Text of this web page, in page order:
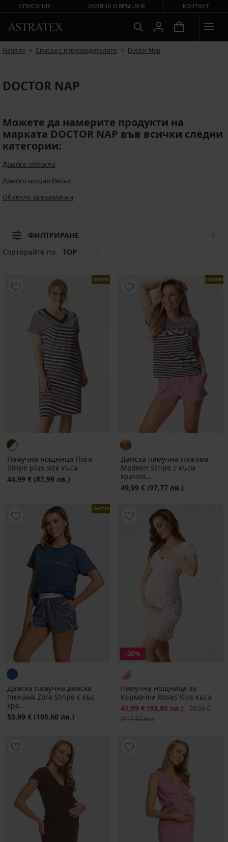
СПИСАНИЕ ЗАМЯНА И ВРЪЩАНЕ КОНТАКТ
Начало Списък с производителите Doctor Nap
DOCTOR NAP
Можете да намерите продукти на
марката DOCTOR NAP във всички следни
категории:
Дамско облекло
Дамско нощно бельо
Облекло за кърмачки
ФИЛТРИРАНЕ
Сортирайте по
TOP
LIMITED
Памучна нощница Flora
Stripe plus size къса
44,99 € (87,99 лв.)
LIMITED
Дамска памучна пижама
Medelin Stripe с къси
крачол...
49,99 € (97,77 лв.)
LIMITED
Дамска памучна дамска
пижама Zora Stripe с къс
кра...
53,99 € (105,60 лв.)
-20%
Памучна нощница за
кърмачки Roses Kiss къса
Намаление
47,99 € (93,86 лв.)
59,99 €
(117,33 лв.)